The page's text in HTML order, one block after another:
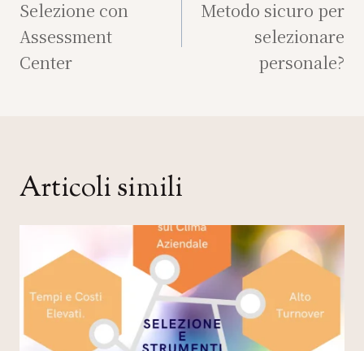
articoli
Selezione con
Assessment
Center
Metodo sicuro per
selezionare
personale?
Articoli simili